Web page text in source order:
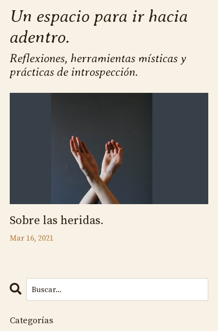
Un espacio para ir hacia
adentro.
Reflexiones, herramientas místicas y
prácticas de introspección.
Sobre las heridas.
Mar 16, 2021
Categorías